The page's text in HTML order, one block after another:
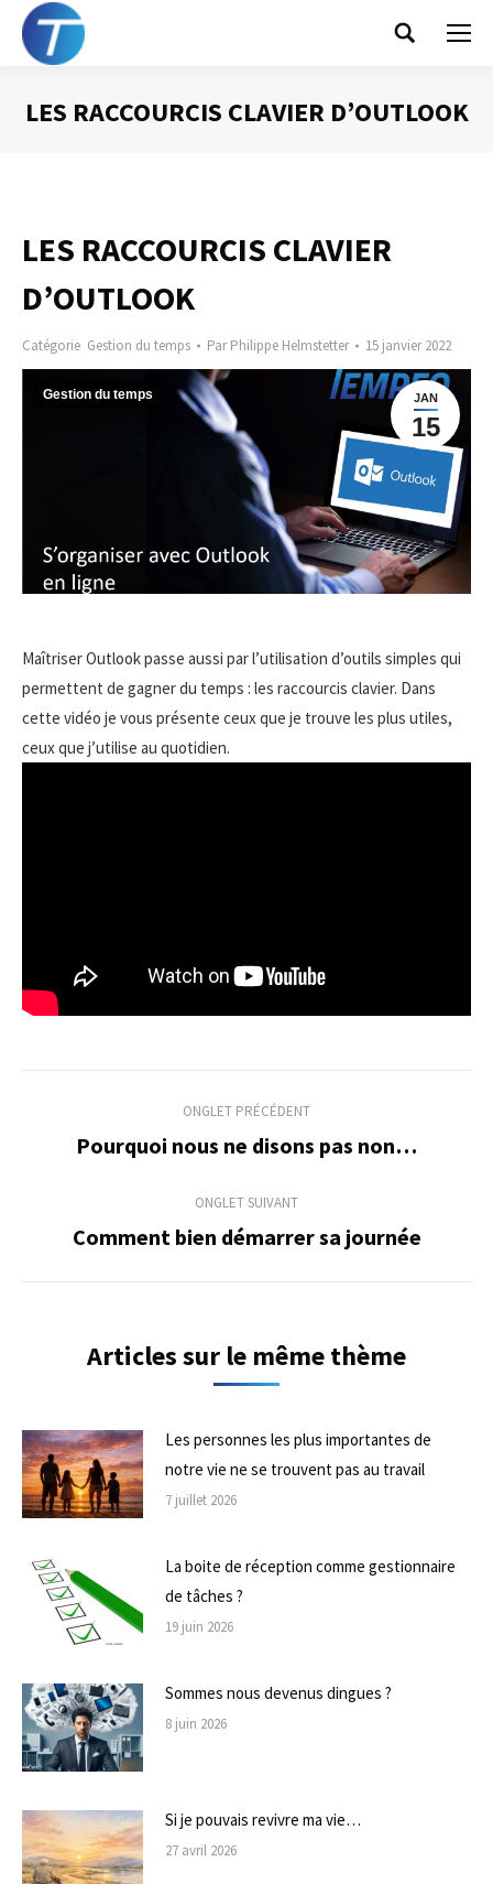
Search:
LES RACCOURCIS CLAVIER D’OUTLOOK
LES RACCOURCIS CLAVIER
D’OUTLOOK
Catégorie Gestion du temps ParPhilippe Helmstetter 15 janvier 2022
JAN
15
Gestion du temps
Maîtriser Outlook passe aussi par l’utilisation d’outils simples qui
permettent de gagner du temps : les raccourcis clavier. Dans
cette vidéo je vous présente ceux que je trouve les plus utiles,
ceux que j’utilise au quotidien.
Navigation
commentaire
ONGLET PRÉCÉDENT
Onglet
Pourquoi nous ne disons pas non…
ONGLET SUIVANT
Onglet
Comment bien démarrer sa journée
Articles sur le même thème
Les personnes les plus importantes de
notre vie ne se trouvent pas au travail
7 juillet 2026
La boite de réception comme gestionnaire
de tâches ?
19 juin 2026
Sommes nous devenus dingues ?
8 juin 2026
Si je pouvais revivre ma vie…
27 avril 2026